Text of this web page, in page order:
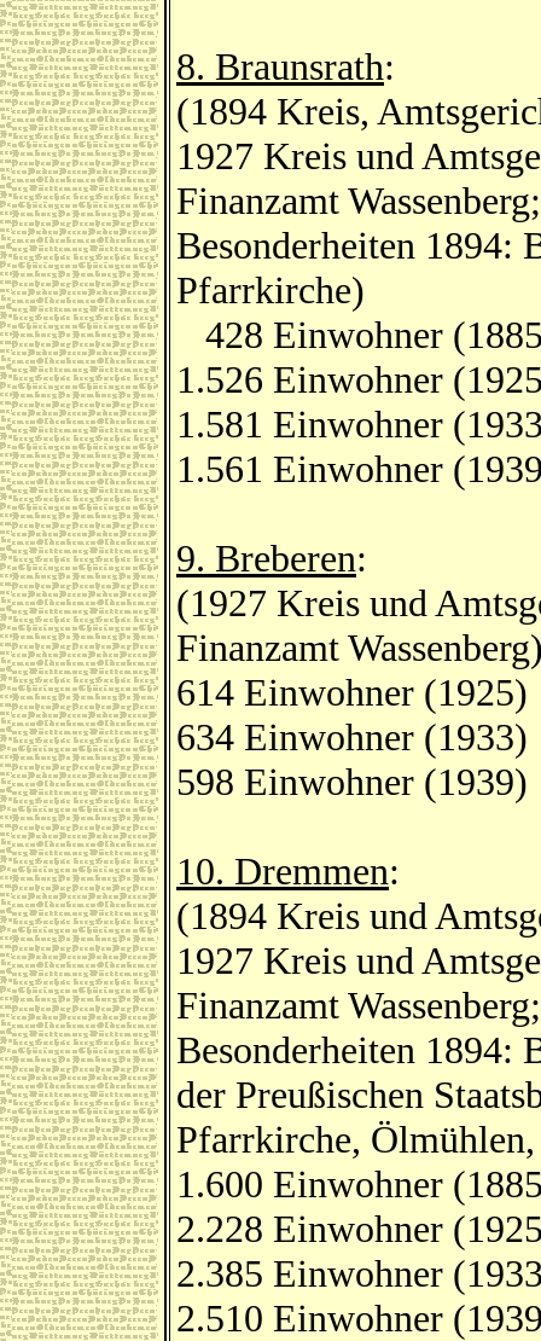
8. Braunsrath:
(1894 Kreis,
1927 Kreis und
Finanzamt Wassenberg;
Besonderheiten 1894:
Pfarrkirche)
428 Einwohner
1.526 Einwohner
1.581 Einwohner
1.561 Einwohner
9. Breberen:
(1927 Kreis und
Finanzamt
614 Einwohner (1925)
634 Einwohner (1933)
598 Einwohner (1939)
10. Dremmen:
(1894 Kreis und
1927 Kreis und
Finanzamt Wassenberg;
Besonderheiten 1894:
der Preußischen
Pfarrkirche,
1.600 Einwohner
2.228 Einwohner
2.385 Einwohner
2.510 Einwohner